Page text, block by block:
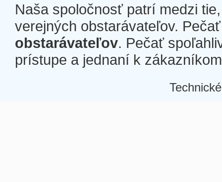
Naša spoločnosť patrí medzi
verejných obstarávateľov.
obstarávateľov. Pečať
prístupe a jednaní k